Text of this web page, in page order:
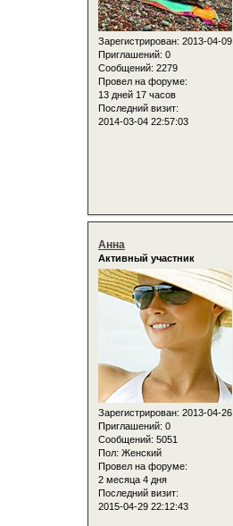
Зарегистрирован: 2013-04-09
Приглашений: 0
Сообщений: 2279
Провел на форуме:
13 дней 17 часов
Последний визит:
2014-03-04 22:57:03
Анна
Активный участник
Зарегистрирован: 2013-04-26
Приглашений: 0
Сообщений: 5051
Пол: Женский
Провел на форуме:
2 месяца 4 дня
Последний визит:
2015-04-29 22:12:43